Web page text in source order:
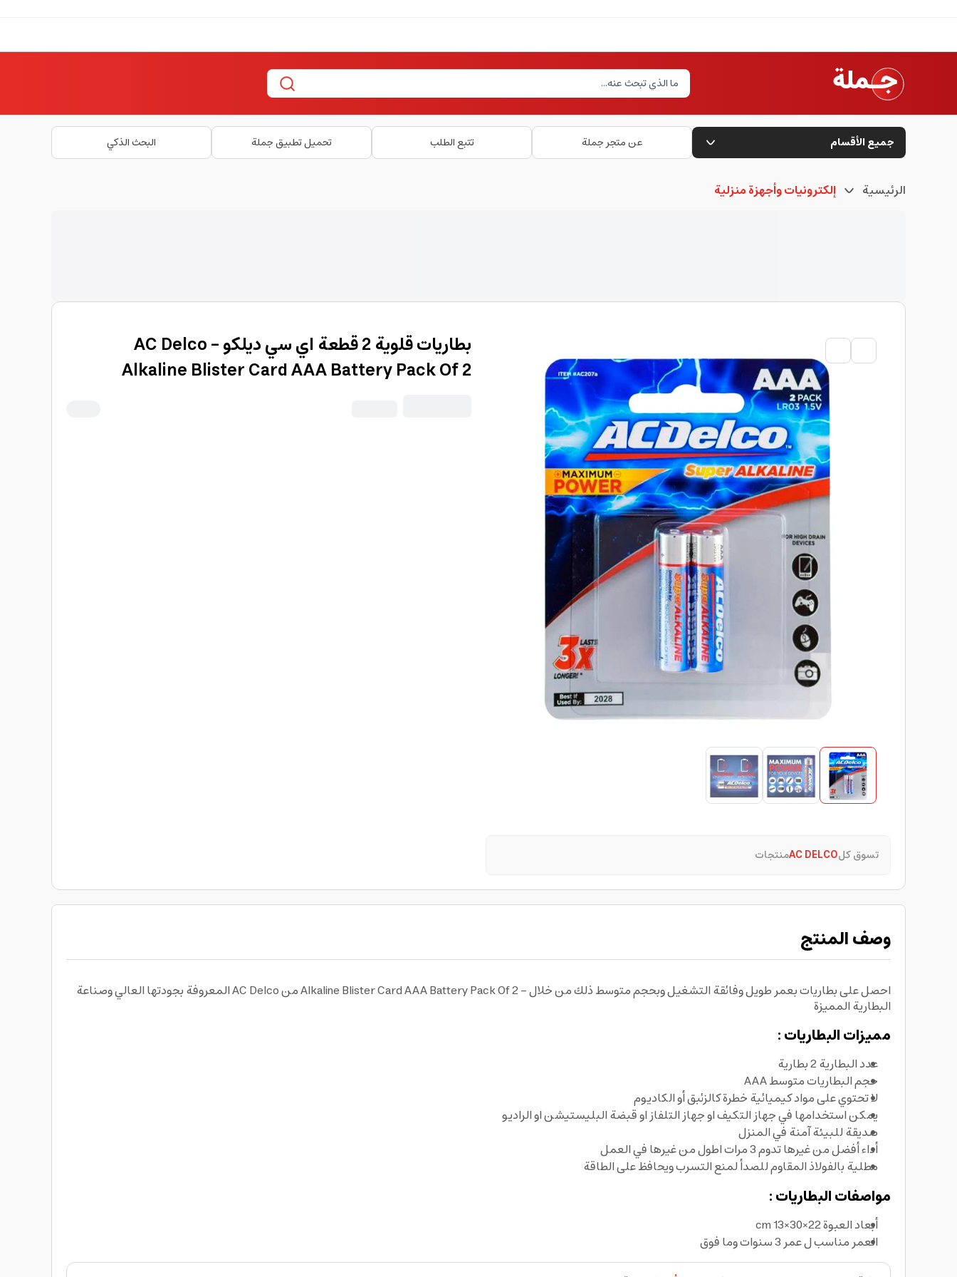
جميع الأقسام عن متجر جملة تتبع الطلب تحميل تطبيق جملة البحث الذكي
الرئيسية إلكترونيات وأجهزة منزلية
تسوق كلAC DELCOمنتجات
بطاريات قلوية 2 قطعة اي سي ديلكو AC Delco -
Alkaline Blister Card AAA Battery Pack Of 2
وصف المنتج
احصل على بطاريات بعمر طويل وفائقة التشغيل وبحجم متوسط ذلك من خلال - Alkaline Blister Card AAA Battery Pack Of 2 من AC Delco المعروفة بجودتها العالي وصناعة
البطارية المميزة
مميزات البطاريات :
عدد البطارية 2 بطارية
حجم البطاريات متوسط AAA
لا تحتوي على مواد كيميائية خطرة كالزئبق أو الكاديوم
يمكن استخدامها في جهاز التكيف او جهاز التلفاز او قبضة البليستيشن او الراديو
صديقة للبيئة آمنة في المنزل
أداء أفضل من غيرها تدوم 3 مرات اطول من غيرها في العمل
مطلية بالفولاذ المقاوم للصدأ لمنع التسرب ويحافظ على الطاقة
مواصفات البطاريات :
أبعاد العبوة 22×30×13 cm
العمر مناسب ل عمر 3 سنوات وما فوق